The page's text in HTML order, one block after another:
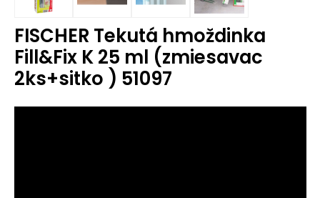
FISCHER Tekutá hmoždinka
Fill&Fix K 25 ml (zmiesavac
2ks+sitko ) 51097